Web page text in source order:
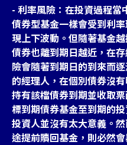
- 利率風險：在投資過程當
債券型基金一樣會受到利
現上下波動。但隨著基金
債券也離到期日越近，在
險會隨著到期日的到來而
的經理人，在個別債券沒
持有該檔債券到期並收取
標到期債券基金至到期的
投資人並沒有太大意義。
途提前贖回基金，則必然